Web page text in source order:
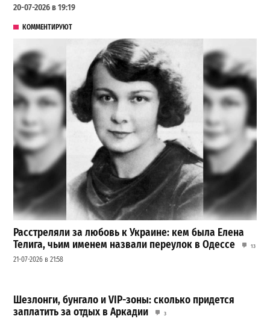
20-07-2026 в 19:19
КОММЕНТИРУЮТ
Расстреляли за любовь к Украине: кем была Елена
Телига, чьим именем назвали переулок в Одессе
13
21-07-2026 в 21:58
Шезлонги, бунгало и VIP-зоны: сколько придется
заплатить за отдых в Аркадии
3